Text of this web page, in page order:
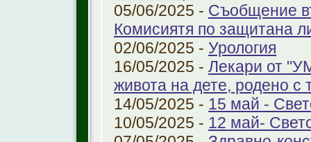
05/06/2025 - Съобщение
Комисиятя по защитана
02/06/2025 - Урология
16/05/2025 - Лекари от
живота на дете, родено с
14/05/2025 - 15 май -
10/05/2025 - 12 май-